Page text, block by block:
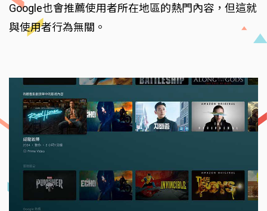
Google也會推薦使用者所在地區的熱門內容，但這就
與使用者行為無關。